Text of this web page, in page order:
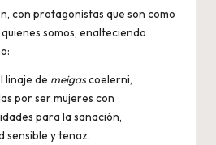
con protagonistas que son como
somos, enalteciendo
linaje de meigascoelerni,
por ser mujeres con
para la sanación,
sensible y tenaz.